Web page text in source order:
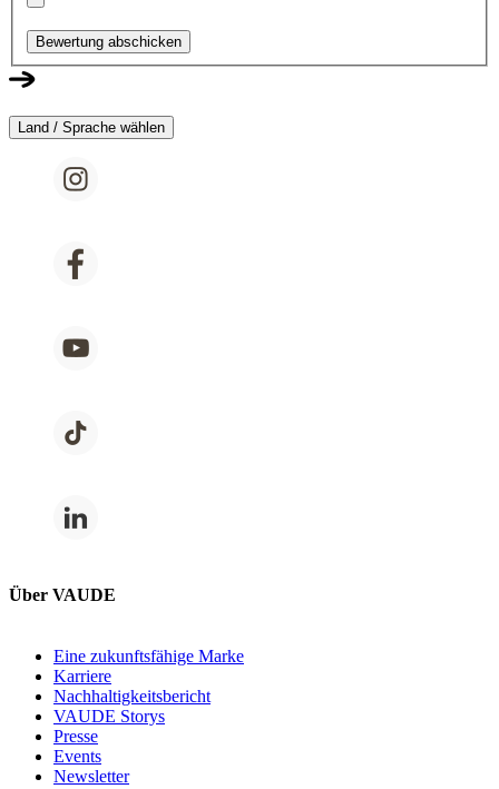
Bewertung abschicken
Land / Sprache wählen
Über VAUDE
Eine zukunftsfähige Marke
Karriere
Nachhaltigkeitsbericht
VAUDE Storys
Presse
Events
Newsletter